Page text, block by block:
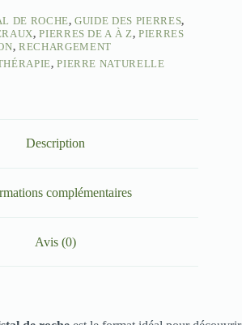
DE ROCHE,GUIDE DES PIERRES,
,PIERRES DE A À Z, PIERRES
, RECHARGEMENT
,PIERRE NATURELLE
Description
complémentaires
Avis (0)